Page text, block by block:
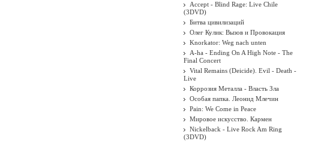
Accept - Blind Rage: Live Chile
(3DVD)
Битва цивилизаций
Олег Кулик: Вызов и Провокация
Knorkator: Weg nach unten
A-ha - Ending On A High Note - The
Final Concert
Vital Remains (Deicide). Evil - Death -
Live
Коррозия Металла - Власть Зла
Особая папка. Леонид Млечин
Pain: We Come in Peace
Мировое искусство. Кармен
Nickelback - Live Rock Am Ring
(3DVD)